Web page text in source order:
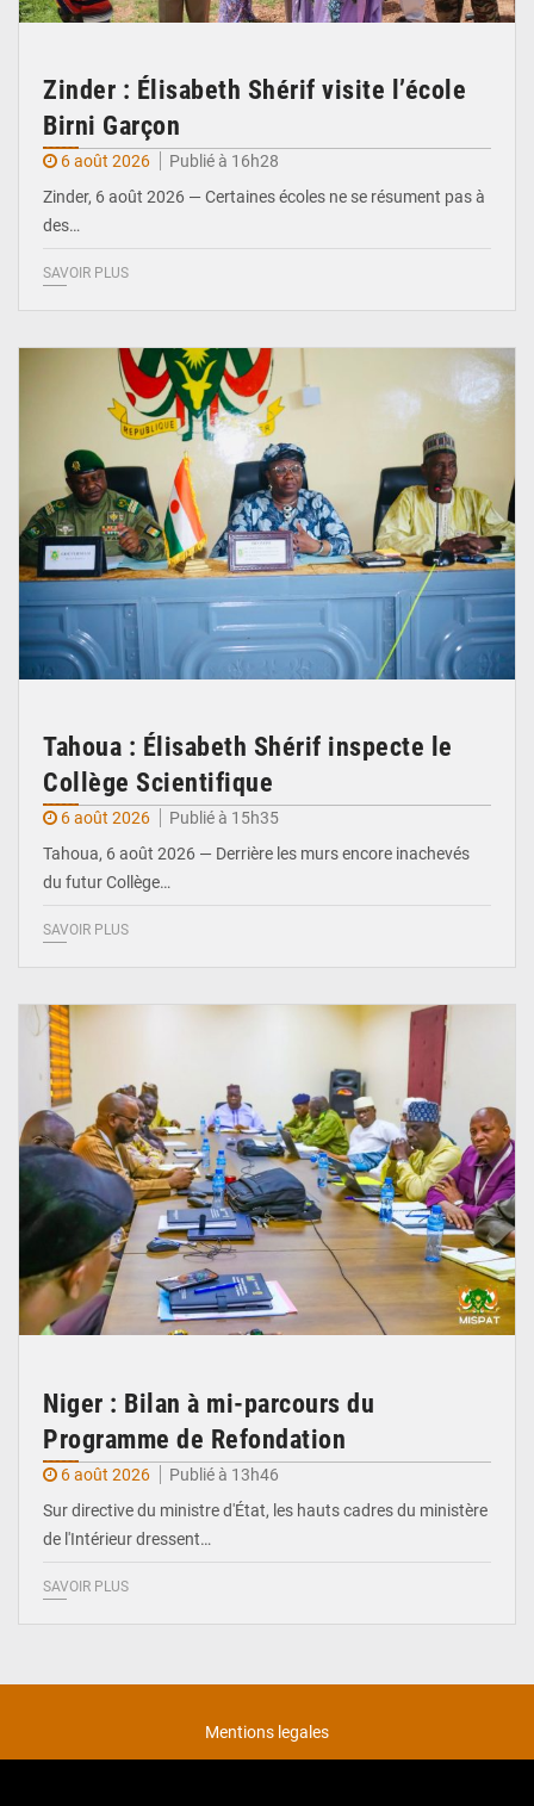
Zinder : Élisabeth Shérif visite l’école
Birni Garçon
6 août 2026
Publié à 16h28
Zinder, 6 août 2026 — Certaines écoles ne se résument pas à
des…
SAVOIR PLUS
Tahoua : Élisabeth Shérif inspecte le
Collège Scientifique
6 août 2026
Publié à 15h35
Tahoua, 6 août 2026 — Derrière les murs encore inachevés
du futur Collège…
SAVOIR PLUS
Niger : Bilan à mi-parcours du
Programme de Refondation
6 août 2026
Publié à 13h46
Sur directive du ministre d'État, les hauts cadres du ministère
de l'Intérieur dressent…
SAVOIR PLUS
Mentions legales